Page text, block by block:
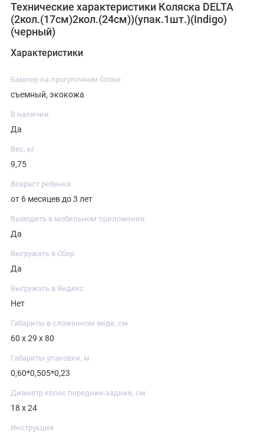
Технические характеристики Коляска DELTA
(2кол.(17см)2кол.(24см))(упак.1шт.)(Indigo)
(черный)
Характеристики
Бампер на прогулочном блоке
съемный, экокожа
В наличии
Да
Вес, кг
9,75
Возраст ребенка
от 6 месяцев до 3 лет
Выводить в мобильном приложении
Да
Выгружать в Сбер
Да
Выгружать в Яндекс
Нет
Габариты в сложенном виде, см
60 х 29 х 80
Габариты упаковки, м
0,60*0,505*0,23
Диаметр колес передние-задние, см
18 х 24
Инструкция